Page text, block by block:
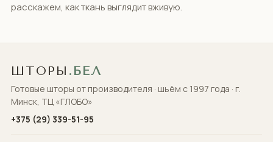
расскажем, как ткань выглядит вживую.
ШТОРЫ .БЕЛ
Готовые шторы от производителя · шьём с 1997 года · г.
Минск, ТЦ «ГЛОБО»
+375 (29) 339-51-95